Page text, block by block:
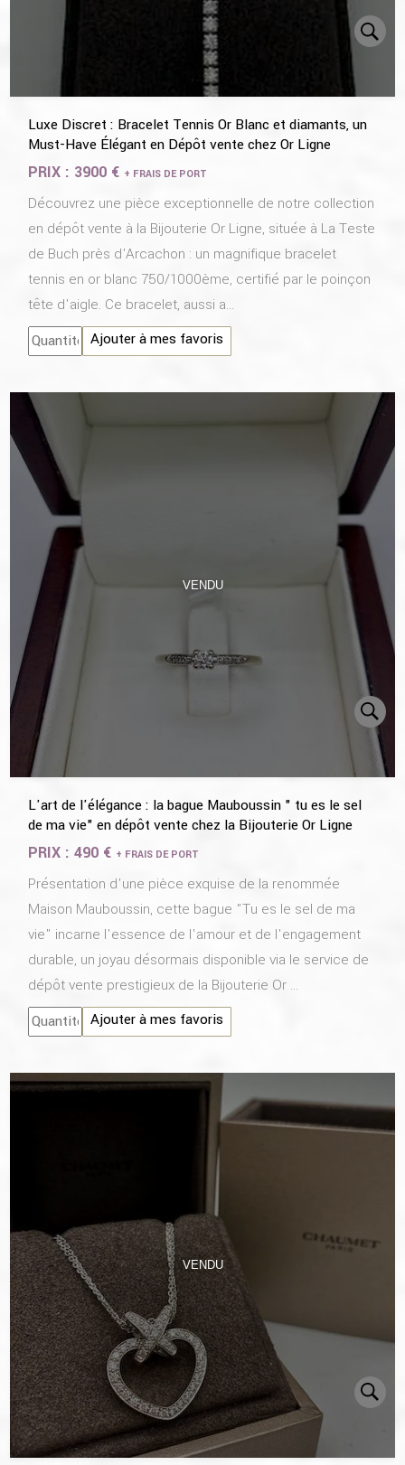
Luxe Discret : Bracelet Tennis Or Blanc et diamants, un
Must-Have Élégant en Dépôt vente chez Or Ligne
PRIX : 3900 € + FRAIS DE PORT
Découvrez une pièce exceptionnelle de notre collection
en dépôt vente à la Bijouterie Or Ligne, située à La Teste
de Buch près d'Arcachon : un magnifique bracelet
tennis en or blanc 750/1000ème, certifié par le poinçon
tête d'aigle. Ce bracelet, aussi a...
Ajouter à mes favoris
VENDU
L'art de l'élégance : la bague Mauboussin " tu es le sel
de ma vie" en dépôt vente chez la Bijouterie Or Ligne
PRIX :490 € + FRAIS DE PORT
Présentation d'une pièce exquise de la renommée
Maison Mauboussin, cette bague "Tu es le sel de ma
vie" incarne l'essence de l'amour et de l'engagement
durable, un joyau désormais disponible via le service de
dépôt vente prestigieux de la Bijouterie Or ...
Ajouter à mes favoris
VENDU